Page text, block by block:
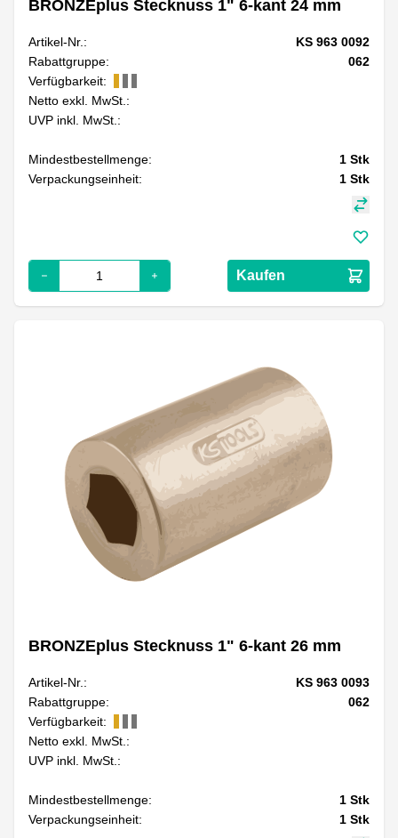
BRONZEplus Stecknuss 1" 6-kant 24 mm
Artikel-Nr.:
KS 963 0092
Rabattgruppe:
062
Verfügbarkeit:
Netto exkl. MwSt.:
UVP inkl. MwSt.:
Mindestbestellmenge: 1 Stk
Verpackungseinheit:
1 Stk
Kaufen
BRONZEplus Stecknuss 1" 6-kant 26 mm
Artikel-Nr.:
KS 963 0093
Rabattgruppe:
062
Verfügbarkeit:
Netto exkl. MwSt.:
UVP inkl. MwSt.:
Mindestbestellmenge: 1 Stk
Verpackungseinheit:
1 Stk